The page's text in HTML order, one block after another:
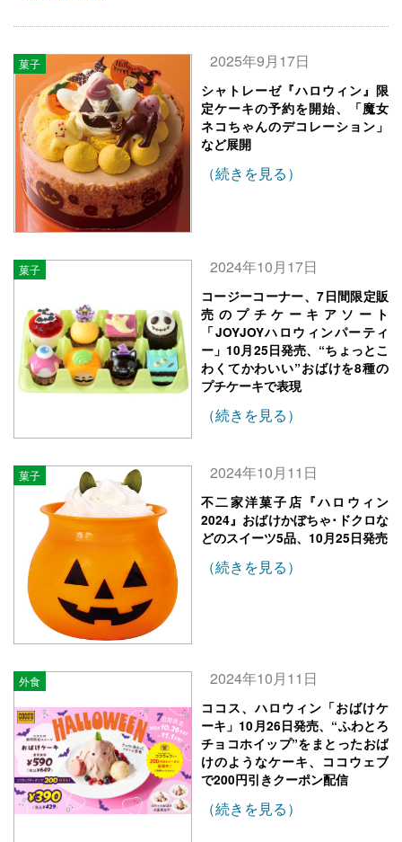
菓子 2025年9月17日
シャトレーゼ『ハロウィン』限
定ケーキの予約を開始、「魔女
ネコちゃんのデコレーション」
など展開
（続きを見る）
菓子 2024年10月17日
コージーコーナー、7日間限定販
売のプチケーキアソート
「JOYJOYハロウィンパーティ
ー」10月25日発売、“ちょっとこ
わくてかわいい”おばけを8種の
プチケーキで表現
（続きを見る）
菓子 2024年10月11日
不二家洋菓子店『ハロウィン
2024』おばけかぼちゃ･ドクロな
どのスイーツ5品、10月25日発売
（続きを見る）
外食 2024年10月11日
ココス、ハロウィン「おばけケ
ーキ」10月26日発売、“ふわとろ
チョコホイップ”をまとったおば
けのようなケーキ、ココウェブ
で200円引きクーポン配信
（続きを見る）